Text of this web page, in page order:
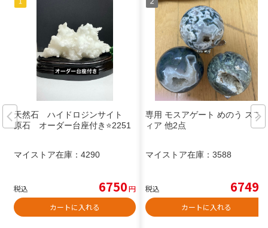
天然石 ハイドロジンサイト
原石 オーダー台座付き⭐️2251
マイストア在庫： 4290
税込 6750円
カートに入れる
専用 モスアゲート めのう スフ
ィア 他2点
マイストア在庫： 3588
税込 6749
カートに入れる